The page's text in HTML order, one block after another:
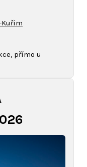
Kuřim
přímo u